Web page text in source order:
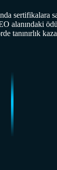
sertifikalara
alanındaki
tanınırlık